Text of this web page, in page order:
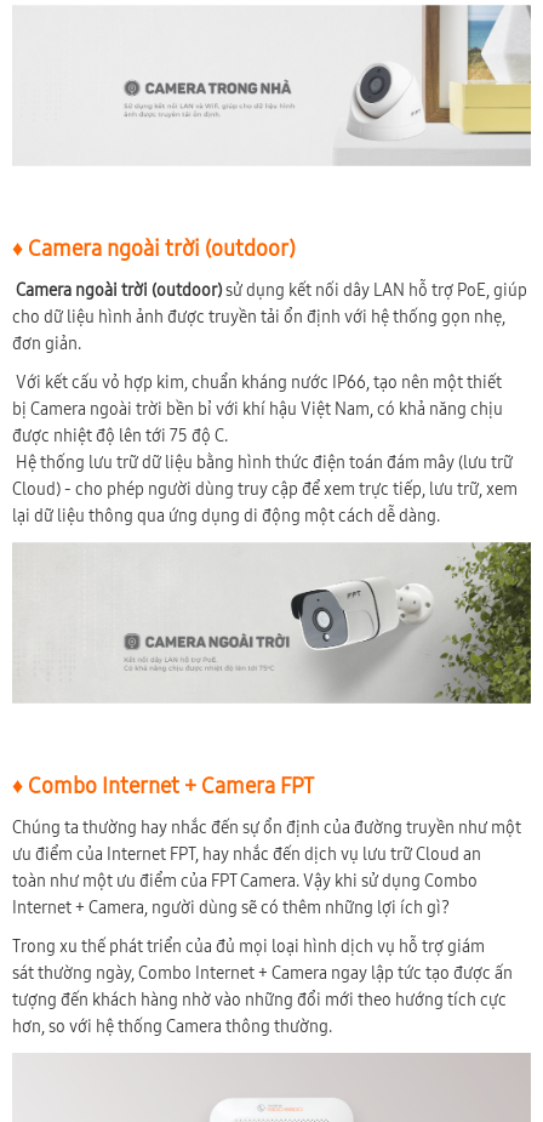
♦ Camera ngoài trời (outdoor)
Camera ngoài trời (outdoor)sử dụng kết nối dây LAN hỗ trợ PoE, giúp
cho dữ liệu hình ảnh được truyền tải ổn định với hệ thống gọn nhẹ,
đơn giản.
Với kết cấu vỏ hợp kim, chuẩn kháng nước IP66, tạo nên một thiết
bị Camera ngoài trời bền bỉ với khí hậu Việt Nam, có khả năng chịu
được nhiệt độ lên tới 75 độ C.
Hệ thống lưu trữ dữ liệu bằng hình thức điện toán đám mây (lưu trữ
Cloud) - cho phép người dùng truy cập để xem trực tiếp, lưu trữ, xem
lại dữ liệu thông qua ứng dụng di động một cách dễ dàng.
♦ Combo Internet + Camera FPT
Chúng ta thường hay nhắc đến sự ổn định của đường truyền như một
ưu điểm của Internet FPT, hay nhắc đến dịch vụ lưu trữ Cloud an
toàn như một ưu điểm của FPT Camera. Vậy khi sử dụng Combo
Internet + Camera, người dùng sẽ có thêm những lợi ích gì?
Trong xu thế phát triển của đủ mọi loại hình dịch vụ hỗ trợ giám
sát thường ngày, Combo Internet + Camera ngay lập tức tạo được ấn
tượng đến khách hàng nhờ vào những đổi mới theo hướng tích cực
hơn, so với hệ thống Camera thông thường.